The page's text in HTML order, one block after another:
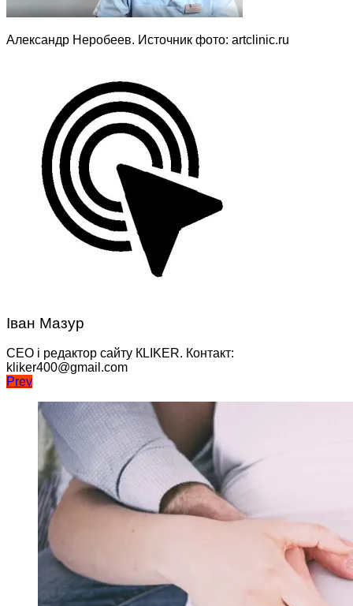
Александр Неробеев. Источник фото: artclinic.ru
Іван Мазур
CEO і редактор сайту КLIKER. Контакт:
kliker400@gmail.com
Навігація
записів
Prev